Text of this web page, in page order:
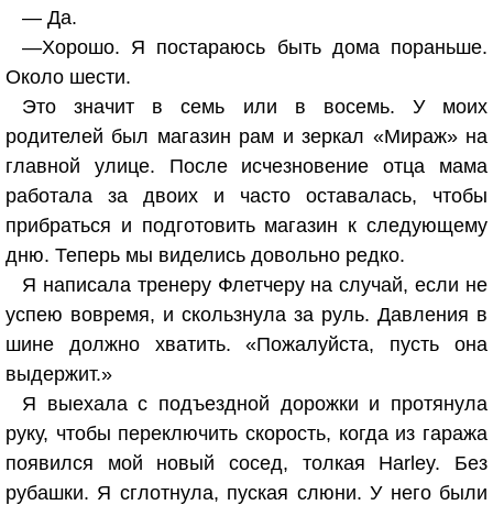
— Да.
—Хорошо. Я постараюсь быть дома пораньше.
Около шести.
Это значит в семь или в восемь. У моих
родителей был магазин рам и зеркал «Мираж» на
главной улице. После исчезновение отца мама
работала за двоих и часто оставалась, чтобы
прибраться и подготовить магазин к следующему
дню. Теперь мы виделись довольно редко.
Я написала тренеру Флетчеру на случай, если не
успею вовремя, и скользнула за руль. Давления в
шине должно хватить. «Пожалуйста, пусть она
выдержит.»
Я выехала с подъездной дорожки и протянула
руку, чтобы переключить скорость, когда из гаража
появился мой новый сосед, толкая Harley. Без
рубашки. Я сглотнула, пуская слюни. У него были